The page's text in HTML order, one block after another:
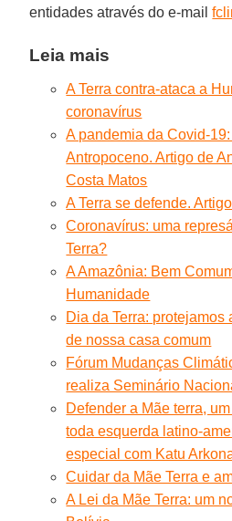
entidades através do e-mail
Leia mais
A Terra contra-ataca a
coronavírus
A pandemia da Covid-
Antropoceno. Artigo de
Costa Matos
A Terra se defende.
Coronavírus: uma
Terra?
A Amazônia: Bem
Humanidade
Dia da Terra:
de nossa casa comum
Fórum Mudanças
realiza Seminário
Defender a Mãe terra,
toda esquerda latino-
especial com Katu
Cuidar da Mãe Terra e
A Lei da Mãe Terra: um